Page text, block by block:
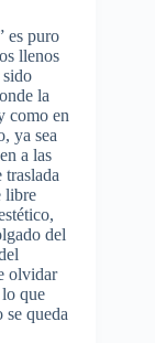
es puro
llenos
sido
la
como en
, ya sea
a las
traslada
libre
,
del
olvidar
lo que
se queda